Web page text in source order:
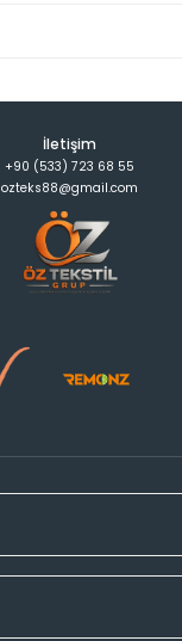
İletişim
+90 (533) 723 68 55
ozteks88@gmail.com